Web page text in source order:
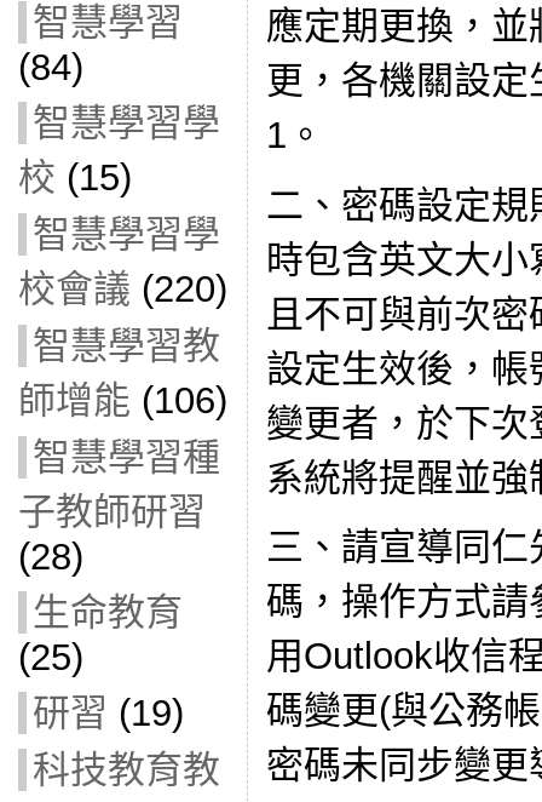
智慧學習
(84)
智慧學習學
校 (15)
智慧學習學
校會議 (220)
智慧學習教
師增能 (106)
智慧學習種
子教師研習
(28)
生命教育
(25)
研習 (19)
科技教育教
應定期更換，
更，各機關設
1。
二、密碼設定
時包含英文大
且不可與前次
設定生效後，
變更者，於下
系統將提醒並
三、請宣導同
碼，操作方式
用Outlook收信
碼變更(與公務
密碼未同步變